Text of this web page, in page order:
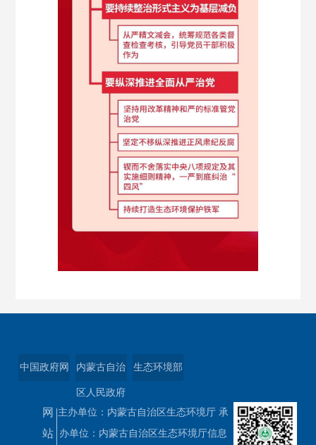
中国政府网 内蒙古自治
区人民政府
生态环境部
网
站
主办单位：内蒙古自治区生态环境厅 承
办单位：内蒙古自治区生态环境厅信息